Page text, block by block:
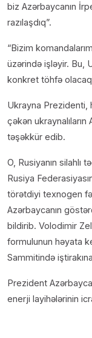
biz Azərbaycanın
razılaşdıq”.
“Bizim
üzərində işləyir. Bu,
konkret töhfə
Ukrayna Prezidenti,
çəkən
təşəkkür edib.
O, Rusiyanın silahlı
Rusiya
törətdiyi texnogen
Azərbaycanın
bildirib. Volodimir
formulunun həyata
Sammitində
Prezident
enerji layihələrinin